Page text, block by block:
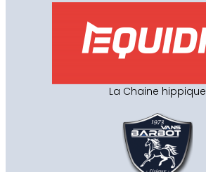
La Chaine hippique